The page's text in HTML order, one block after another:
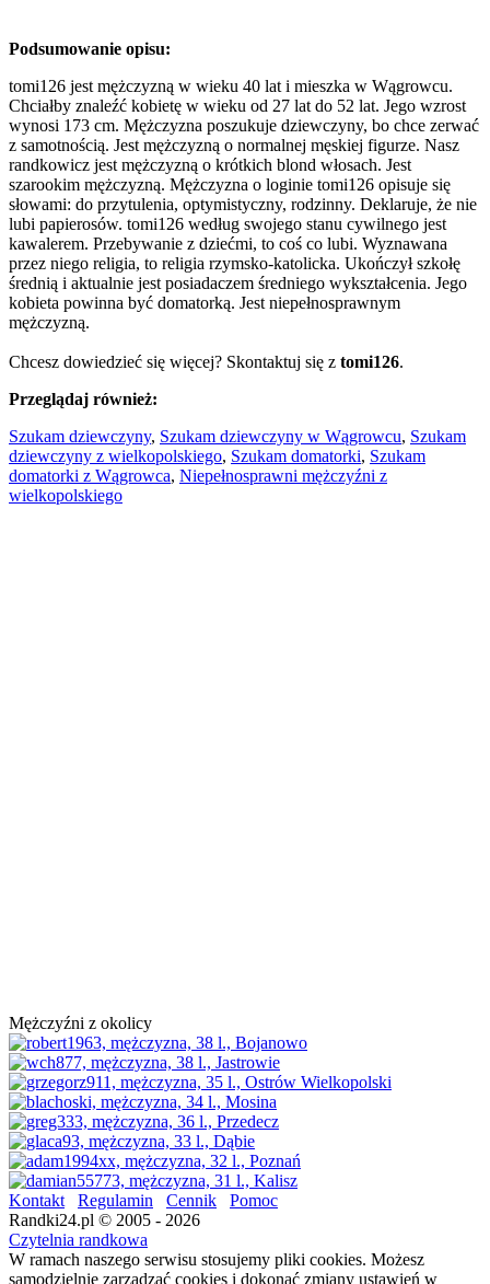
Podsumowanie opisu:
tomi126 jest mężczyzną w wieku 40 lat i mieszka w Wągrowcu.
Chciałby znaleźć kobietę w wieku od 27 lat do 52 lat. Jego wzrost
wynosi 173 cm. Mężczyzna poszukuje dziewczyny, bo chce zerwać
z samotnością. Jest mężczyzną o normalnej męskiej figurze. Nasz
randkowicz jest mężczyzną o krótkich blond włosach. Jest
szarookim mężczyzną. Mężczyzna o loginie tomi126 opisuje się
słowami: do przytulenia, optymistyczny, rodzinny. Deklaruje, że nie
lubi papierosów. tomi126 według swojego stanu cywilnego jest
kawalerem. Przebywanie z dziećmi, to coś co lubi. Wyznawana
przez niego religia, to religia rzymsko-katolicka. Ukończył szkołę
średnią i aktualnie jest posiadaczem średniego wykształcenia. Jego
kobieta powinna być domatorką. Jest niepełnosprawnym
mężczyzną.
Chcesz dowiedzieć się więcej? Skontaktuj się z tomi126.
Przeglądaj również:
Szukam dziewczyny, Szukam dziewczyny w Wągrowcu, Szukam
dziewczyny z wielkopolskiego, Szukam domatorki, Szukam
domatorki z Wągrowca, Niepełnosprawni mężczyźni z
wielkopolskiego
Mężczyźni z okolicy
Kontakt Regulamin Cennik
Pomoc
Randki24.pl © 2005 - 2026
Czytelnia randkowa
W ramach naszego serwisu stosujemy pliki cookies. Możesz
samodzielnie zarządzać cookies i dokonać zmiany ustawień w